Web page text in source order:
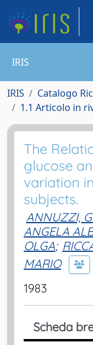
IRIS
IRIS Catalogo
1.1 Articolo in
The
glucose
variation
subjects.
ANNUZZI,
ANGELA
OLGA;
MARIO
1983
Scheda